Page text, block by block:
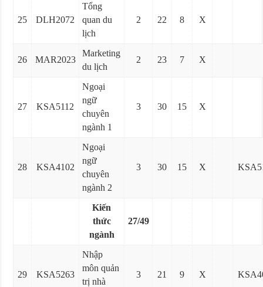
25 DLH2072
Tổng
quan du
lịch
2 22 8 X
26 MAR2023
Marketing
du lịch
2 23 7 X
27 KSA5112
Ngoại
ngữ
chuyên
ngành 1
3 30 15 X
28 KSA4102
Ngoại
ngữ
chuyên
ngành 2
3 30 15 X
Kiến
thức
ngành
27/49
29 KSA5263
Nhập
môn quản
trị nhà
3 21 9 X